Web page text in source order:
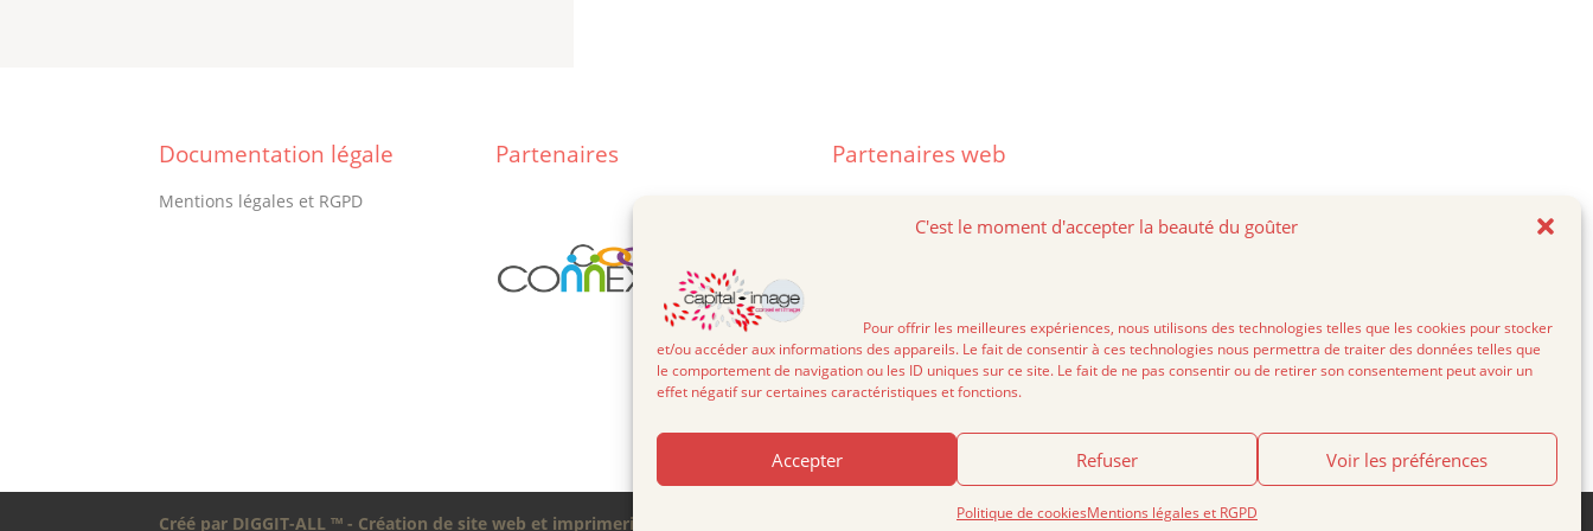
C'est le moment d'accepter la beauté du goûter
Pour offrir les meilleures expériences, nous utilisons des technologies telles que les cookies pour stocker
et/ou accéder aux informations des appareils. Le fait de consentir à ces technologies nous permettra de traiter des données telles que
le comportement de navigation ou les ID uniques sur ce site. Le fait de ne pas consentir ou de retirer son consentement peut avoir un
effet négatif sur certaines caractéristiques et fonctions.
Accepter Refuser Voir les préférences
Politique de cookiesMentions légales et RGPD
Documentation légale
Mentions légales et RGPD
Partenaires Partenaires web
Créé par DIGGIT-ALL ™ - Création de site web et imprimerie digitale